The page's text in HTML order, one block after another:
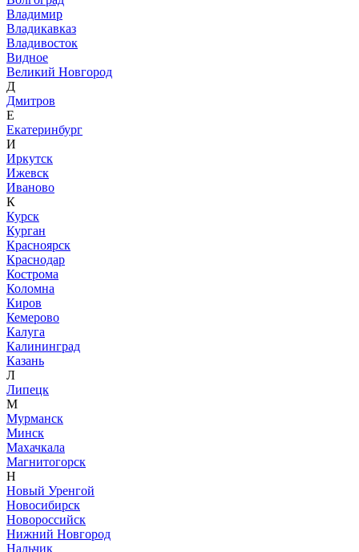
Владимир
Владикавказ
Владивосток
Видное
Великий Новгород
Д
Дмитров
Е
Екатеринбург
И
Иркутск
Ижевск
Иваново
К
Курск
Курган
Красноярск
Краснодар
Кострома
Коломна
Киров
Кемерово
Калуга
Калининград
Казань
Л
Липецк
М
Мурманск
Минск
Махачкала
Магнитогорск
Н
Новый Уренгой
Новосибирск
Новороссийск
Нижний Новгород
Нальчик